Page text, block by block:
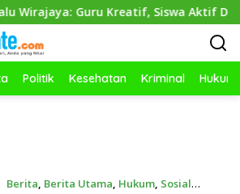
Kreatif, Siswa Aktif Dan Ramah
Politik Kesehatan Kriminal Hukum
Berita, Berita Utama, Hukum, Sosial